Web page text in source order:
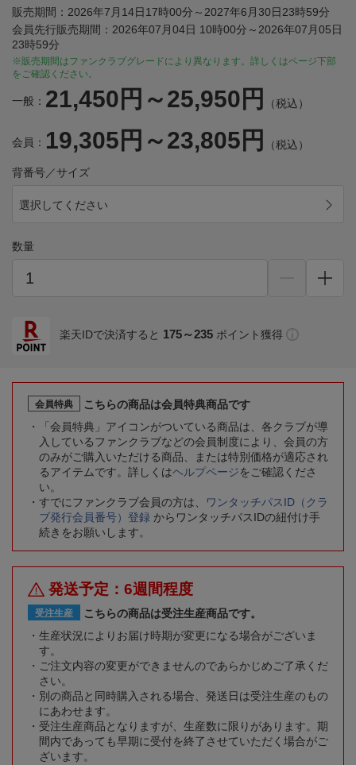
販売期間：2026年7月14日17時00分～2027年6月30日23時59分
会員先行販売期間：2026年07月04日 10時00分～2026年07月05日
23時59分
※販売期間はファンクラブグレードにより異なります。詳しくはページ下部
をご確認ください。
一般： 21,450円～25,950円 （税込）
会員： 19,305円～23,805円 （税込）
背番号／サイズ
選択してください
数量
楽天IDで決済すると 175～235 ポイント獲得
会員特典
こちらの商品は会員特典商品です
「会員特典」アイコンがついている商品は、各クラブが導
入しているファンクラブなどの会員制度により、会員の方
のみがご購入いただける商品、または特別価格が適応され
るアイテムです。詳しくはヘルプページをご確認くださ
い。
すでにファンクラブ会員の方は、
ワンタッチパスID（クラ
ブ発行会員番号）登録 からワンタッチパスIDの紐付け手
続きをお願いします。
発送予定：6週間程度
受注生産
こちらの商品は受注生産商品です。
生産状況によりお届け時期が変更になる場合がございま
す。
ご注文内容の変更ができませんのであらかじめご了承くだ
さい。
別の商品と同時購入される場合、発送日は受注生産のもの
にあわせます。
受注生産商品となりますが、生産数に限りがあります。期
間内であっても早期に受付を終了させていただく場合がご
ざいます。